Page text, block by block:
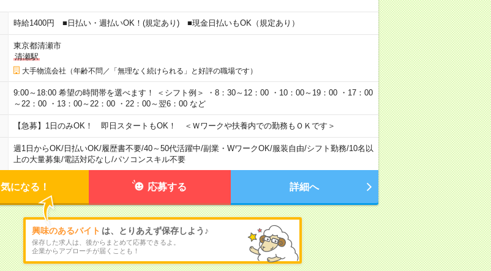
時給1400円 ■日払い・週払いOK！(規定あり) ■現金日払いもOK（規定あり）
東京都清瀬市
清瀬駅
大手物流会社（年齢不問／「無理なく続けられる」と好評の職場です）
9:00～18:00 希望の時間帯を選べます！ ＜シフト例＞ ・8：30～12：00 ・10：00～19：00 ・17：00
～22：00 ・13：00～22：00 ・22：00～翌6：00 など
【急募】1日のみOK！ 即日スタートもOK！ ＜Ｗワークや扶養内での勤務もＯＫです＞
週1日からOK/日払いOK/履歴書不要/40～50代活躍中/副業・WワークOK/服装自由/シフト勤務/10名以
上の大量募集/電話対応なし/パソコンスキル不要
気になる！ 応募する 詳細へ
興味のあるバイト は、とりあえず保存しよう♪
保存した求人は、後からまとめて応募できるよ。
企業からアプローチが届くことも！